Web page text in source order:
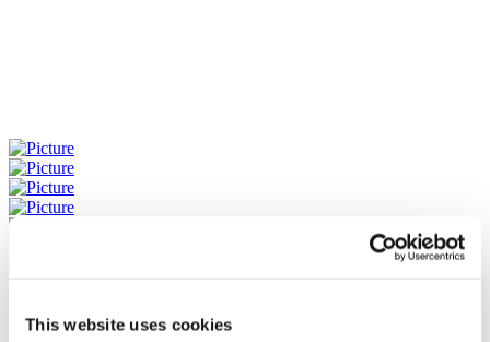
This website uses cookies